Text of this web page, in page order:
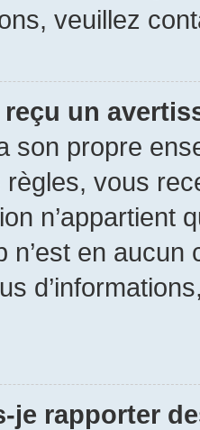
veuillez
un
son propre
vous
n’appartient
n’est en
je rapporter